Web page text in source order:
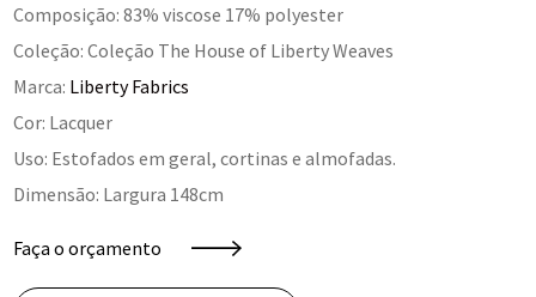
Composição: 83% viscose 17% polyester
Coleção: Coleção The House of Liberty Weaves
Marca: Liberty Fabrics
Cor: Lacquer
Uso: Estofados em geral, cortinas e almofadas.
Dimensão: Largura 148cm
Faça o orçamento